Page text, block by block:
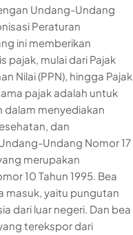
Undang-Undang
Peraturan
ini memberikan
pajak, mulai dari Pajak
Nilai (PPN), hingga Pajak
pajak adalah untuk
dalam menyediakan
dan
Undang Nomor 17
merupakan
10 Tahun 1995. Bea
masuk, yaitu pungutan
dari luar negeri. Dan bea
terekspor dari